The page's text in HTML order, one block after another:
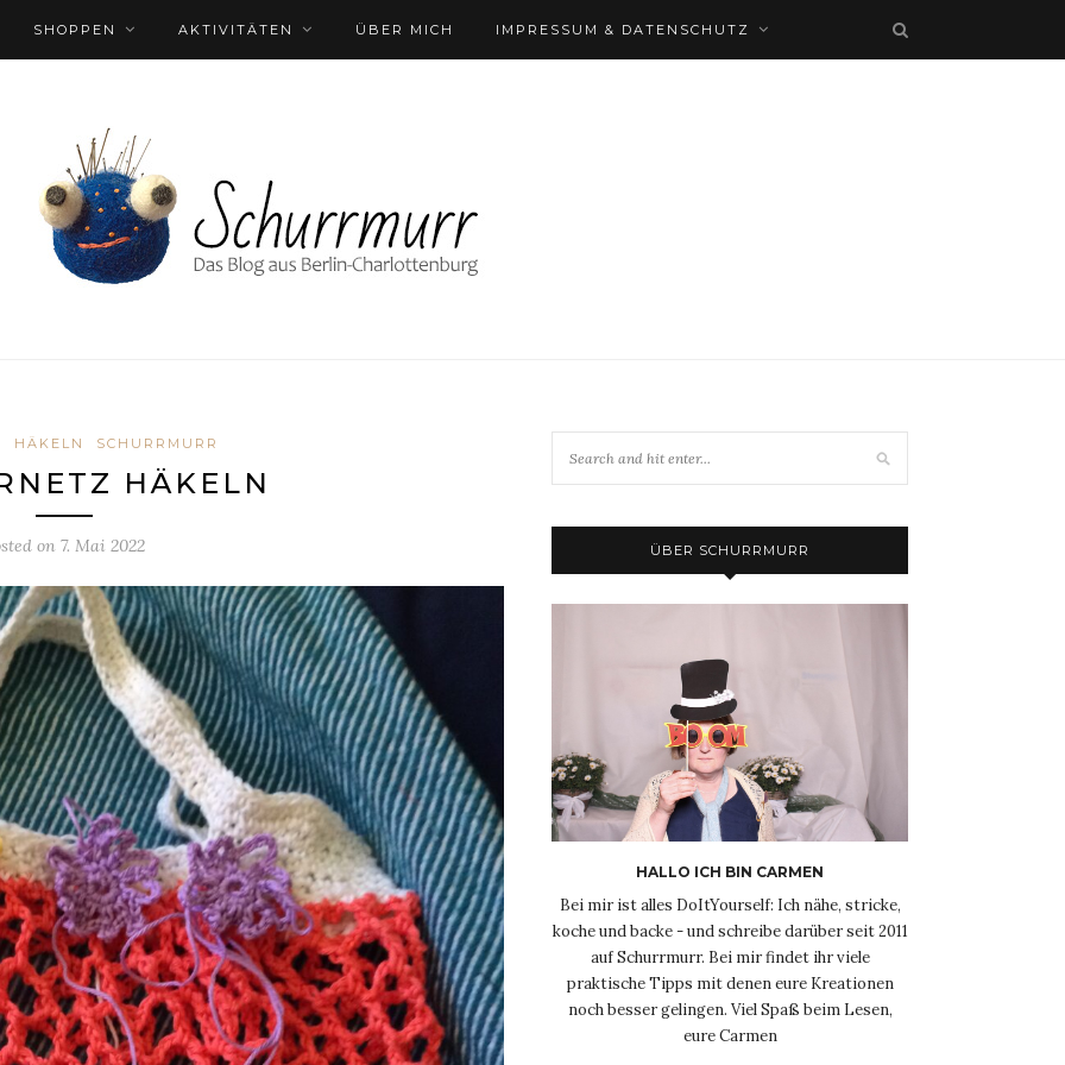
SHOPPEN AKTIVITÄTEN ÜBER MICH IMPRESSUM & DATENSCHUTZ
HÄKELN SCHURRMURR
HÄKELN
on 7. Mai 2022 ÜBER SCHURRMURR
HALLO ICH BIN CARMEN
Bei mir ist alles DoItYourself: Ich nähe, stricke,
koche und backe - und schreibe darüber seit 2011
auf Schurrmurr. Bei mir findet ihr viele
praktische Tipps mit denen eure Kreationen
noch besser gelingen. Viel Spaß beim Lesen,
eure Carmen